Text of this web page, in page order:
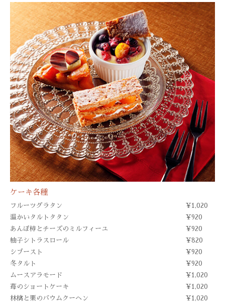
ケーキ各種
フルーツグラタン
¥1,020
温かいタルトタタン
¥920
あんぽ柿とチーズのミルフィーユ
¥920
柚子シトラスロール
¥820
シブースト
¥920
冬タルト
¥920
ムースアラモード
¥1,020
苺のショートケーキ
¥1,020
林檎と栗のバウムクーヘン
¥1,020